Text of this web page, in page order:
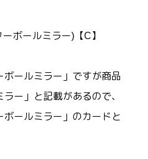
ボールミラー)【C】
ボールミラー」ですが商品
ー」と記載があるので、
ールミラー」のカードと